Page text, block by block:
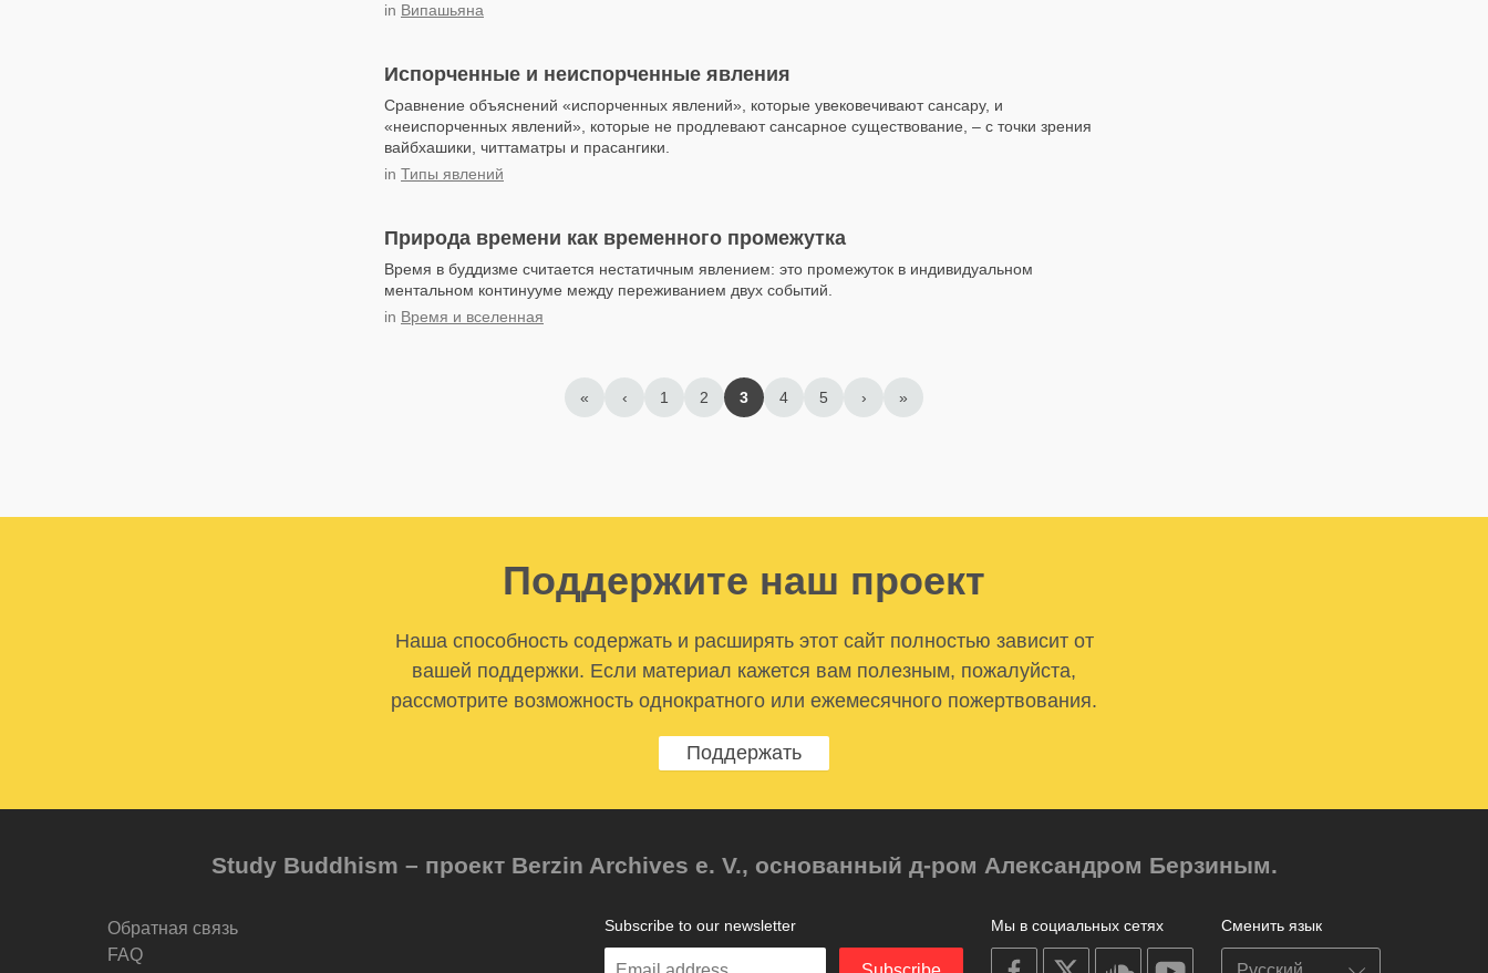
in Випашьяна
Испорченные и неиспорченные явления
Сравнение объяснений «испорченных явлений», которые увековечивают сансару, и
«неиспорченных явлений», которые не продлевают сансарное существование, – с точки зрения
вайбхашики, читтаматры и прасангики.
in Типы явлений
Природа времени как временного промежутка
Время в буддизме считается нестатичным явлением: это промежуток в индивидуальном
ментальном континууме между переживанием двух событий.
in Время и вселенная
« ‹ 1 2 3 4 5 › »
Поддержите наш проект
Наша способность содержать и расширять этот сайт полностью зависит от
вашей поддержки. Если материал кажется вам полезным, пожалуйста,
рассмотрите возможность однократного или ежемесячного пожертвования.
Поддержать
Study Buddhism – проект Berzin Archives e. V., основанный д-ром Александром Берзиным.
Обратная связь
FAQ
Сменить язык
Мы в социальных сетях
on
Subscribe to our newsletter
Enter